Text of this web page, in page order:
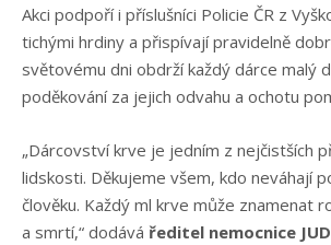
Akci podpoří i příslušníci Policie ČR z
tichými hrdiny a přispívají pravidelně
světovému dni obdrží každý dárce malý
poděkování za jejich odvahu a ochotu
„Dárcovství krve je jedním z nejčistších
lidskosti. Děkujeme všem, kdo neváhají
člověku. Každý ml krve může znamenat
a smrtí,“ dodává ředitel nemocnice